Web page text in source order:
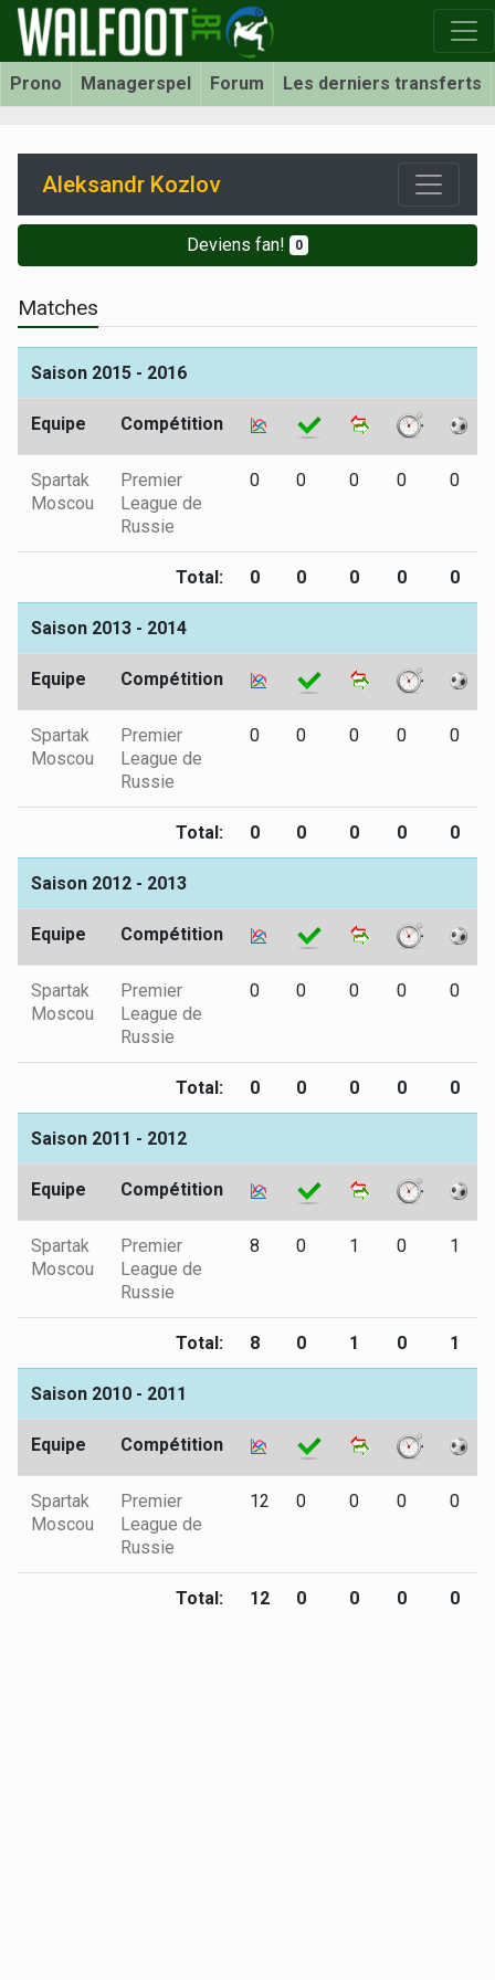
Prono Managerspel Forum Les derniers transferts
Aleksandr Kozlov
Deviens fan! 0
Matches
Saison 2015 - 2016
Equipe Compétition
Spartak
Moscou
Premier
League de
Russie
0 0 0 0 0
Total: 0 0 0 0 0
Saison 2013 - 2014
Equipe Compétition
Spartak
Moscou
Premier
League de
Russie
0 0 0 0 0
Total: 0 0 0 0 0
Saison 2012 - 2013
Equipe Compétition
Spartak
Moscou
Premier
League de
Russie
0 0 0 0 0
Total: 0 0 0 0 0
Saison 2011 - 2012
Equipe Compétition
Spartak
Moscou
Premier
League de
Russie
8 0 1 0 1
Total: 8 0 1 0 1
Saison 2010 - 2011
Equipe Compétition
Spartak
Moscou
Premier
League de
Russie
12 0 0 0 0
Total: 12 0 0 0 0